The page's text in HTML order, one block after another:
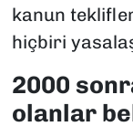
kanun
hiçbiri
2000
olanlar